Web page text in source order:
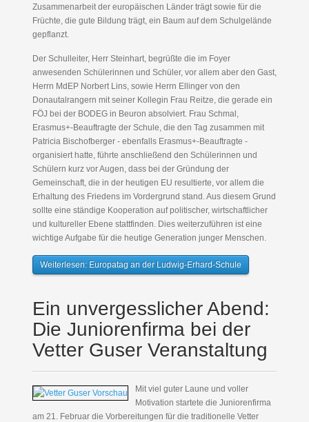
Zusammenarbeit der europäischen Länder trägt sowie für die
Früchte, die gute Bildung trägt, ein Baum auf dem Schulgelände
gepflanzt.
Der Schulleiter, Herr Steinhart, begrüßte die im Foyer
anwesenden Schülerinnen und Schüler, vor allem aber den Gast,
Herrn MdEP Norbert Lins, sowie Herrn Ellinger von den
Donautalrangern mit seiner Kollegin Frau Reitze, die gerade ein
FÖJ bei der BODEG in Beuron absolviert. Frau Schmal,
Erasmus+-Beauftragte der Schule, die den Tag zusammen mit
Patricia Bischofberger - ebenfalls Erasmus+-Beauftragte -
organisiert hatte, führte anschließend den Schülerinnen und
Schülern kurz vor Augen, dass bei der Gründung der
Gemeinschaft, die in der heutigen EU resultierte, vor allem die
Erhaltung des Friedens im Vordergrund stand. Aus diesem Grund
sollte eine ständige Kooperation auf politischer, wirtschaftlicher
und kultureller Ebene stattfinden. Dies weiterzuführen ist eine
wichtige Aufgabe für die heutige Generation junger Menschen.
Weiterlesen: Europatag an der Ludwig-Erhard-Schule
Ein unvergesslicher Abend:
Die Juniorenfirma bei der
Vetter Guser Veranstaltung
Mit viel guter Laune und voller
Motivation startete die Juniorenfirma
am 21. Februar die Vorbereitungen für die traditionelle Vetter